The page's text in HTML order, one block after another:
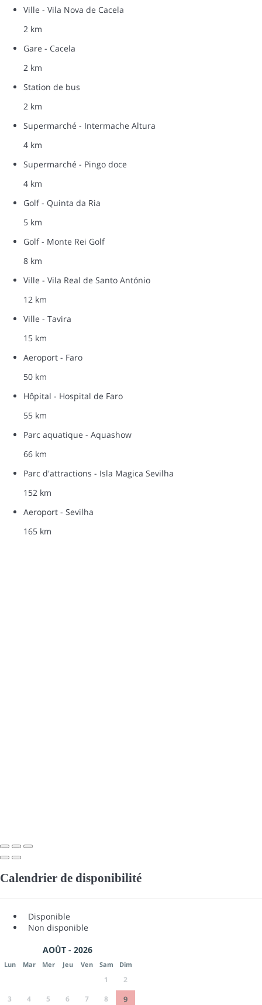
Ville - Vila Nova de Cacela
2 km
Gare - Cacela
2 km
Station de bus
2 km
Supermarché - Intermache Altura
4 km
Supermarché - Pingo doce
4 km
Golf - Quinta da Ria
5 km
Golf - Monte Rei Golf
8 km
Ville - Vila Real de Santo António
12 km
Ville - Tavira
15 km
Aeroport - Faro
50 km
Hôpital - Hospital de Faro
55 km
Parc aquatique - Aquashow
66 km
Parc d'attractions - Isla Magica Sevilha
152 km
Aeroport - Sevilha
165 km
Calendrier de disponibilité
Disponible
Non disponible
AOÛT - 2026
Lun Mar Mer Jeu Ven Sam Dim
1
2
3
4 5 6 7 8
9